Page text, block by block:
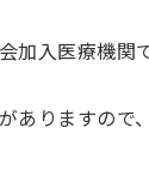
入医療機関
りますので